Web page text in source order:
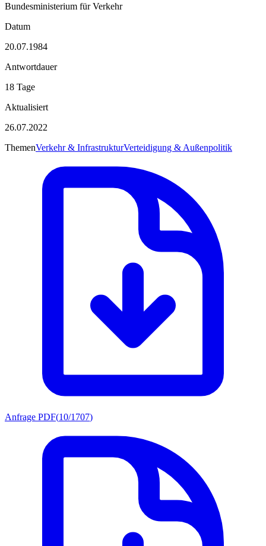
Bundesministerium für Verkehr
Datum
20.07.1984
Antwortdauer
18 Tage
Aktualisiert
26.07.2022
ThemenVerkehr & InfrastrukturVerteidigung & Außenpolitik
Anfrage PDF(10/1707)